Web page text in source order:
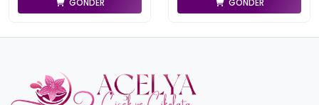
GÖNDER GÖNDER